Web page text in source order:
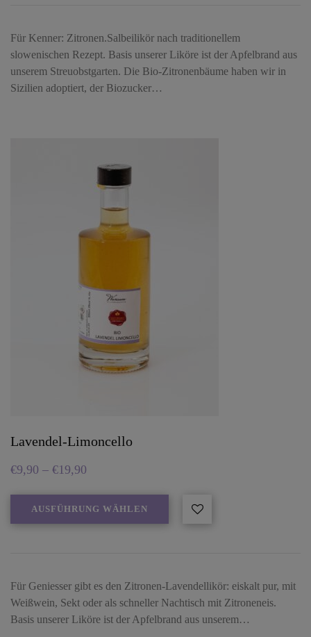
Für Kenner: Zitronen.Salbeilikör nach traditionellem
slowenischen Rezept. Basis unserer Liköre ist der Apfelbrand aus
unserem Streuobstgarten. Die Bio-Zitronenbäume haben wir in
Sizilien adoptiert, der Biozucker…
Lavendel-Limoncello
€9,90 – €19,90
AUSFÜHRUNG WÄHLEN
Für Geniesser gibt es den Zitronen-Lavendellikör: eiskalt pur, mit
Weißwein, Sekt oder als schneller Nachtisch mit Zitroneneis.
Basis unserer Liköre ist der Apfelbrand aus unserem…